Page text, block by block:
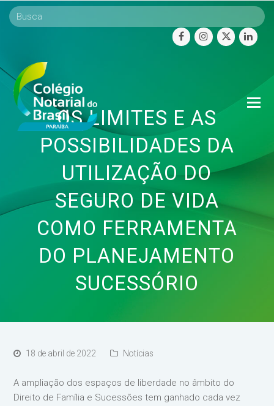
facebookinstagram
twitter
OS LIMITES E AS
POSSIBILIDADES DA
UTILIZAÇÃO DO
SEGURO DE VIDA
COMO FERRAMENTA
DO PLANEJAMENTO
SUCESSÓRIO
18 de abril de 2022 Notícias
A ampliação dos espaços de liberdade no âmbito do
Direito de Família e Sucessões tem ganhado cada vez